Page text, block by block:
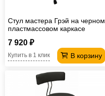
Стул мастера Грэй на черном
пластмассовом каркасе
7 920 ₽
В корзину
Купить в 1 клик